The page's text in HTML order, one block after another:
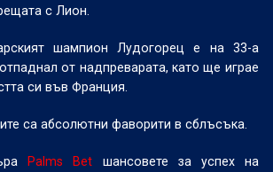
с Лион.
шампион Лудогорец е на 33-а
от надпреварата, като ще играе
си във Франция.
са абсолютни фаворити в сблъсъка.
Palms Bet
шансовете за успех на